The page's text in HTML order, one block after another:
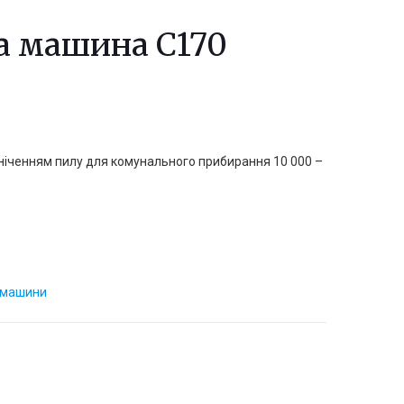
машина С170
пилу для комунального прибирання 10 000 –
машини